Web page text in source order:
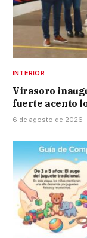
INTERIOR
Virasoro
fuerte acento
6 de agosto de 2026